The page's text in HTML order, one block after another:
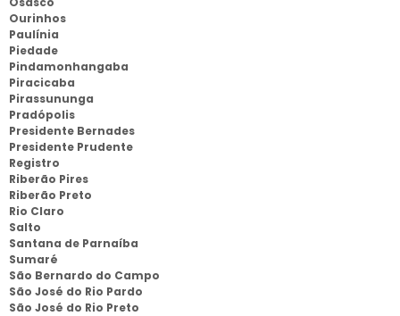
Ourinhos
Paulínia
Piedade
Pindamonhangaba
Piracicaba
Pirassununga
Pradópolis
Presidente Bernades
Presidente Prudente
Registro
Riberão Pires
Riberão Preto
Rio Claro
Salto
Santana de Parnaíba
Sumaré
São Bernardo do Campo
São José do Rio Pardo
São José do Rio Preto